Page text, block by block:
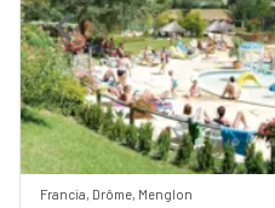
Previous
Francia, Drôme, Menglon